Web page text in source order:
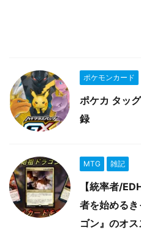
ポケモンカード
ポケカ タッ
録
MTG 雑記
【統率者/
者を始める
ゴン』のオス